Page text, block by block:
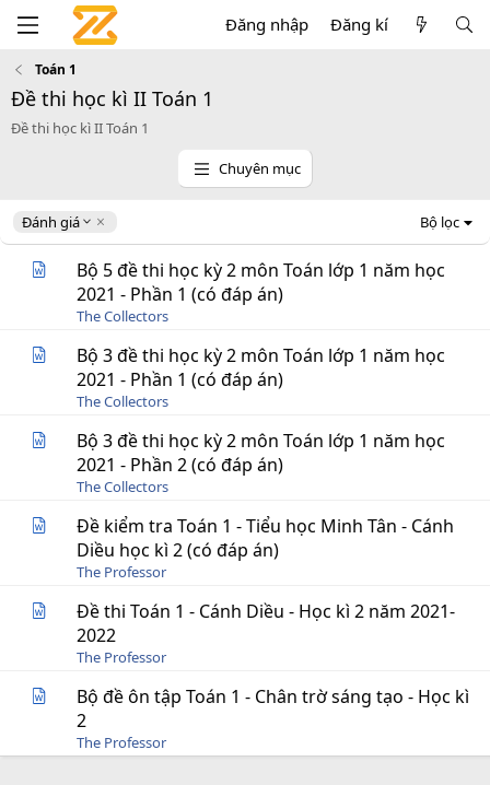
Đăng nhập Đăng kí
Toán 1
Đề thi học kì II Toán 1
Đề thi học kì II Toán 1
Chuyên mục
Đánh giá
D
e
Bộ lọc
Bộ 5 đề thi học kỳ 2 môn Toán lớp 1 năm học
2021 - Phần 1 (có đáp án)
The Collectors
Bộ 3 đề thi học kỳ 2 môn Toán lớp 1 năm học
2021 - Phần 1 (có đáp án)
The Collectors
Bộ 3 đề thi học kỳ 2 môn Toán lớp 1 năm học
2021 - Phần 2 (có đáp án)
The Collectors
Đề kiểm tra Toán 1 - Tiểu học Minh Tân - Cánh
Diều học kì 2 (có đáp án)
The Professor
Đề thi Toán 1 - Cánh Diều - Học kì 2 năm 2021-
2022
The Professor
Bộ đề ôn tập Toán 1 - Chân trờ sáng tạo - Học kì
2
The Professor